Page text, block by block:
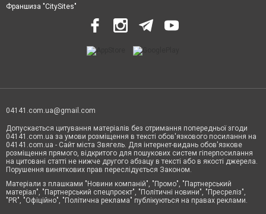
Франшиза "CitySites"
04141.com.ua@gmail.com
Допускається цитування матеріалів без отримання попередньої згоди
04141.com.ua за умови розміщення в тексті обов'язкового посилання на
04141.com.ua - Сайт міста Звягель. Для інтернет-видань обов'язкове
розміщення прямого, відкритого для пошукових систем гіперпосилання
на цитовані статті не нижче другого абзацу в тексті або в якості джерела.
Порушення виняткових прав переслідується Законом.
Матеріали з плашками "Новини компаній", "Промо", "Партнерський
матеріал", "Партнерський спецпроєкт", "Політичні новини", "Пресреліз",
"PR", "Офіційно", "Політична реклама" публікуються на правах реклами.